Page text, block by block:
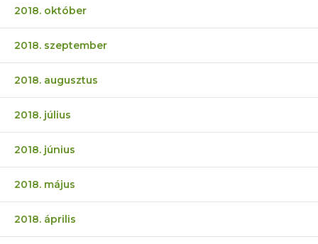
2018. október
2018. szeptember
2018. augusztus
2018. július
2018. június
2018. május
2018. április